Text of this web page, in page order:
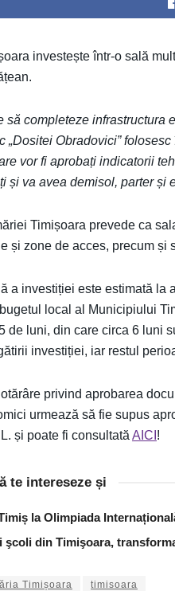
investește într-o sală
să completeze
„Dositei Obradovici”
vor fi aprobați indicatorii
și va avea demisol, parter și
Timișoara prevede ca
și zone de acces, precum și
a investiției este estimată la
local al Municipiului
de luni, din care circa 6 luni
investiției, iar restul
privind aprobarea
urmează să fie supus
și poate fi consultată AICI !
te intereseze și
la Olimpiada
şcoli din Timişoara,
Timișoara timisoara